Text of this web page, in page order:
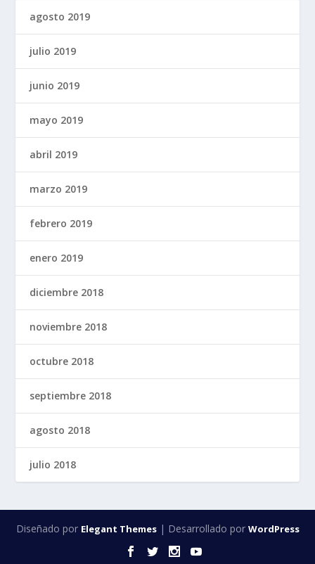
agosto 2019
julio 2019
junio 2019
mayo 2019
abril 2019
marzo 2019
febrero 2019
enero 2019
diciembre 2018
noviembre 2018
octubre 2018
septiembre 2018
agosto 2018
julio 2018
Diseñado por Elegant Themes| Desarrollado por WordPress